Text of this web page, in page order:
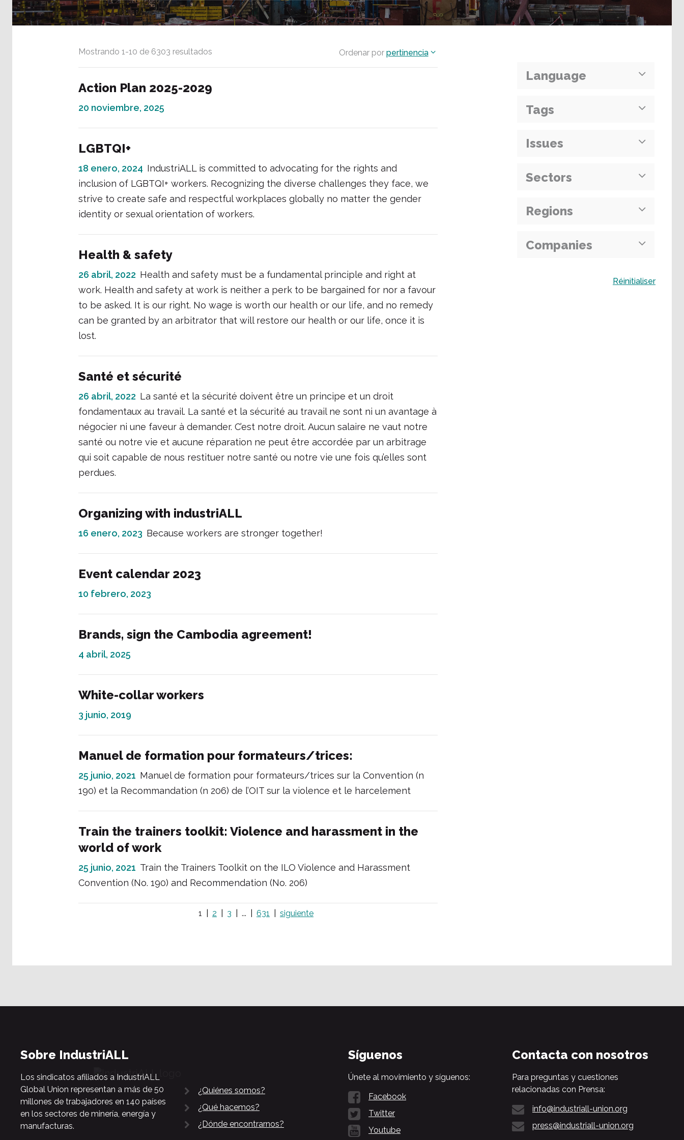
Mostrando 1-10 de 6303 resultados Ordenar por pertinencia
Action Plan 2025-2029
20 noviembre, 2025
LGBTQI+
18 enero, 2024 IndustriALL is committed to advocating for the rights and
inclusion of LGBTQI+ workers. Recognizing the diverse challenges they face, we
strive to create safe and respectful workplaces globally no matter the gender
identity or sexual orientation of workers.
Health & safety
26 abril, 2022 Health and safety must be a fundamental principle and right at
work. Health and safety at work is neither a perk to be bargained for nor a favour
to be asked. It is our right. No wage is worth our health or our life, and no remedy
can be granted by an arbitrator that will restore our health or our life, once it is
lost.
Santé et sécurité
26 abril, 2022 La santé et la sécurité doivent être un principe et un droit
fondamentaux au travail. La santé et la sécurité au travail ne sont ni un avantage à
négocier ni une faveur à demander. C’est notre droit. Aucun salaire ne vaut notre
santé ou notre vie et aucune réparation ne peut être accordée par un arbitrage
qui soit capable de nous restituer notre santé ou notre vie une fois qu’elles sont
perdues.
Organizing with industriALL
16 enero, 2023 Because workers are stronger together!
Event calendar 2023
10 febrero, 2023
Brands, sign the Cambodia agreement!
4 abril, 2025
White-collar workers
3 junio, 2019
Manuel de formation pour formateurs/trices:
25 junio, 2021 Manuel de formation pour formateurs/trices sur la Convention (n
190) et la Recommandation (n 206) de l’OIT sur la violence et le harcelement
Train the trainers toolkit: Violence and harassment in the
world of work
25 junio, 2021 Train the Trainers Toolkit on the ILO Violence and Harassment
Convention (No. 190) and Recommendation (No. 206)
1 2 3 ... 631 siguiente
Language
Tags
Issues
Sectors
Regions
Companies
Réinitialiser
Sobre IndustriALL
Los sindicatos afiliados a IndustriALL
Global Union representan a más de 50
millones de trabajadores en 140 países
en los sectores de minería, energía y
manufacturas.
¿Quiénes somos?
¿Qué hacemos?
¿Dónde encontrarnos?
Síguenos
Únete al movimiento y síguenos:
Facebook
Twitter
Youtube
Contacta con nosotros
Para preguntas y cuestiones
relacionadas con Prensa:
info@industriall-union.org
press@industriall-union.org